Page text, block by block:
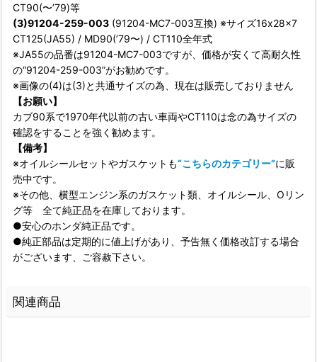
CT90(〜’79)等
(3)91204-259-003 (91204-MC7-003互換) ※サイズ16x28x7
CT125(JA55) / MD90(’79〜) / CT110全年式
※JA55の品番は91204-MC7-003ですが、価格が安くて高耐久性
の“91204-259-003”がお勧めです。
※画像の(4)は(3)と共通サイズの為、現在は販売しておりません
【お願い】
カブ90系で1970年代以前の古い車両やCT110は念の為サイズの
確認をすることを強く勧めます。
【備考】
※オイルシールセットやガスケットも“こちらのカテゴリー”に販
売中です。
※その他、横型エンジン系のガスケット類、オイルシール、Oリン
グ等 全て純正品を在庫しております。
●安心のホンダ純正品です。
●純正部品は定期的に値上げがあり、予告無く価格改訂する場合
がございます、ご容赦下さい。
関連商品